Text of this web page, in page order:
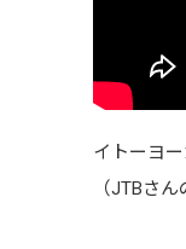
イトーヨ
（JTBさ